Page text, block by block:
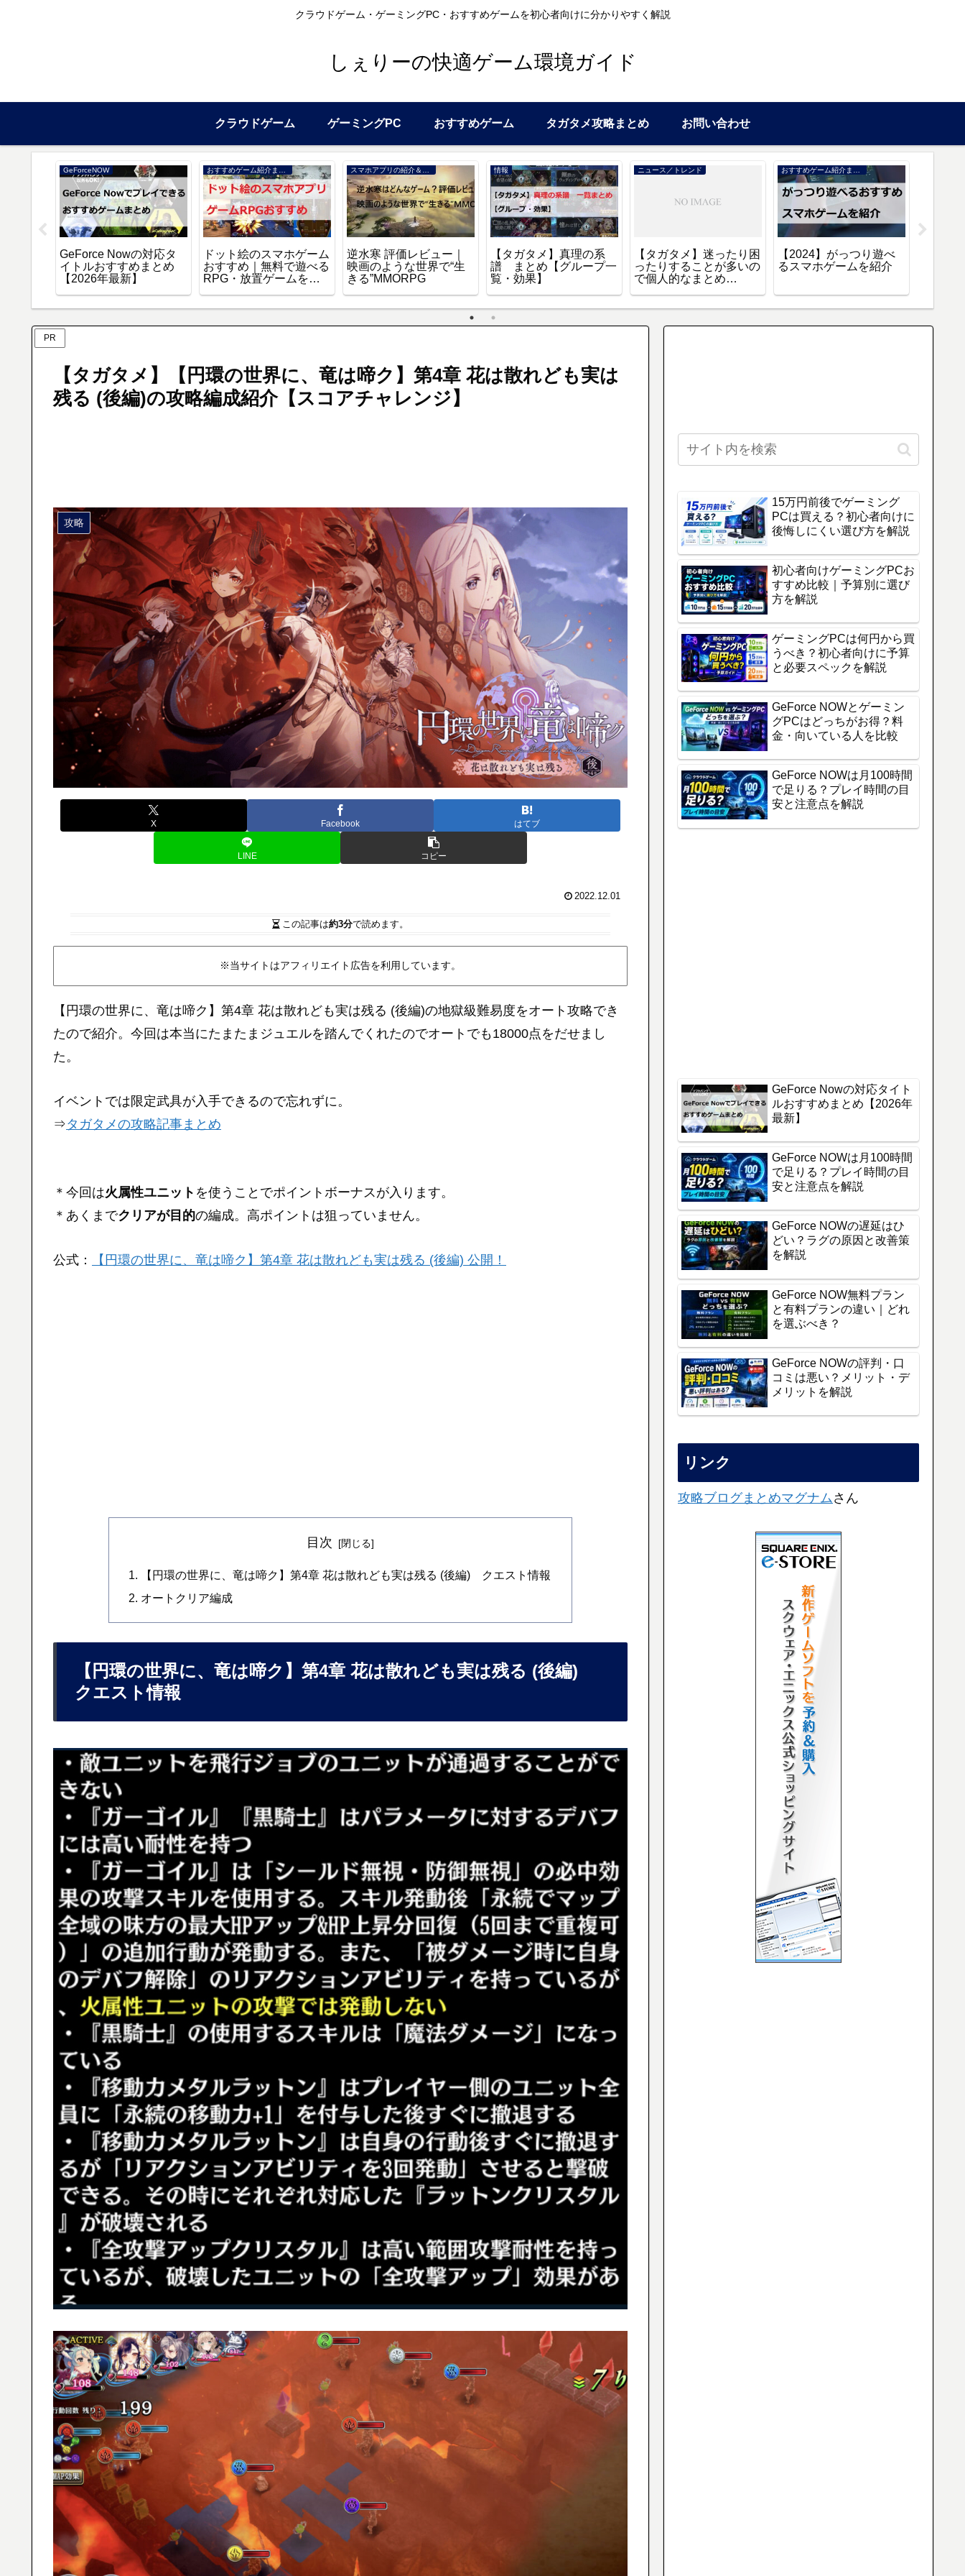
クラウドゲーム・ゲーミングPC・おすすめゲームを初心者向けに分かりやすく解説
しぇりーの快適ゲーム環境ガイド
クラウドゲーム ゲーミングPC おすすめゲーム タガタメ攻略まとめ お問い合わせ
GeForceNOW
GeForce Nowの対応タ
イトルおすすめまとめ
【2026年最新】
おすすめゲーム紹介まとめ
ドット絵のスマホゲーム
おすすめ｜無料で遊べる
RPG・放置ゲームを厳
スマホアプリの紹介＆レビュー
逆水寒 評価レビュー｜
映画のような世界で“生
きる”MMORPG
情報
【タガタメ】真理の系
譜 まとめ【グループ一
覧・効果】
ニュース／トレンド
【タガタメ】迷ったり困
ったりすることが多いの
で個人的なまとめ
おすすめゲーム紹介まとめ
【2024】がっつり遊べ
るスマホゲームを紹介
PR
【タガタメ】【円環の世界に、竜は啼ク】第4章 花は散れども実は
残る (後編)の攻略編成紹介【スコアチャレンジ】
攻略
X Facebook はてブ
LINE コピー
2022.12.01
この記事は約3分で読めます。
※当サイトはアフィリエイト広告を利用しています。
【円環の世界に、竜は啼ク】第4章 花は散れども実は残る (後編)の地獄級難易度をオート攻略でき
たので紹介。今回は本当にたまたまジュエルを踏んでくれたのでオートでも18000点をだせまし
た。
イベントでは限定武具が入手できるので忘れずに。
⇒タガタメの攻略記事まとめ
＊今回は火属性ユニット を使うことでポイントボーナスが入ります。
＊あくまでクリアが目的の編成。高ポイントは狙っていません。
公式： 【円環の世界に、竜は啼ク】第4章 花は散れども実は残る (後編) 公開！
目次
【円環の世界に、竜は啼ク】第4章 花は散れども実は残る (後編) クエスト情報
オートクリア編成
【円環の世界に、竜は啼ク】第4章 花は散れども実は残る (後編)
クエスト情報
15万円前後でゲーミング
PCは買える？初心者向けに
後悔しにくい選び方を解説
初心者向けゲーミングPCお
すすめ比較｜予算別に選び
方を解説
ゲーミングPCは何円から買
うべき？初心者向けに予算
と必要スペックを解説
GeForce NOWとゲーミン
グPCはどっちがお得？料
金・向いている人を比較
GeForce NOWは月100時間
で足りる？プレイ時間の目
安と注意点を解説
GeForce Nowの対応タイト
ルおすすめまとめ【2026年
最新】
GeForce NOWは月100時間
で足りる？プレイ時間の目
安と注意点を解説
GeForce NOWの遅延はひ
どい？ラグの原因と改善策
を解説
GeForce NOW無料プラン
と有料プランの違い｜どれ
を選ぶべき？
GeForce NOWの評判・口
コミは悪い？メリット・デ
メリットを解説
リンク
攻略ブログまとめマグナムさん